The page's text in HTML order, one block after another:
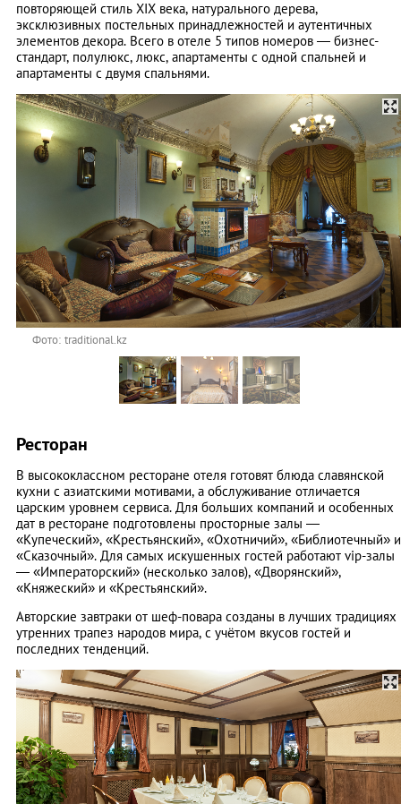
повторяющей стиль XIX века, натурального дерева,
эксклюзивных постельных принадлежностей и аутентичных
элементов декора. Всего в отеле 5 типов номеров — бизнес-
стандарт, полулюкс, люкс, апартаменты с одной спальней и
апартаменты с двумя спальнями.
Фото: traditional.kz
Ресторан
В высококлассном ресторане отеля готовят блюда славянской
кухни с азиатскими мотивами, а обслуживание отличается
царским уровнем сервиса. Для больших компаний и особенных
дат в ресторане подготовлены просторные залы —
«Купеческий», «Крестьянский», «Охотничий», «Библиотечный» и
«Сказочный». Для самых искушенных гостей работают vip-залы
— «Императорский» (несколько залов), «Дворянский»,
«Княжеский» и «Крестьянский».
Авторские завтраки от шеф-повара созданы в лучших традициях
утренних трапез народов мира, с учётом вкусов гостей и
последних тенденций.